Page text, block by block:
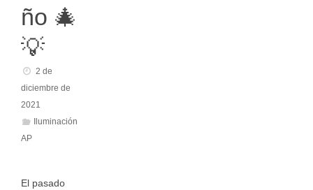
ño 🎄
💡
2 de
diciembre de
2021
Iluminación
AP
El pasado